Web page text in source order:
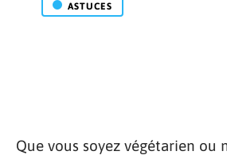
ASTUCES
Que vous soyez végétarien ou